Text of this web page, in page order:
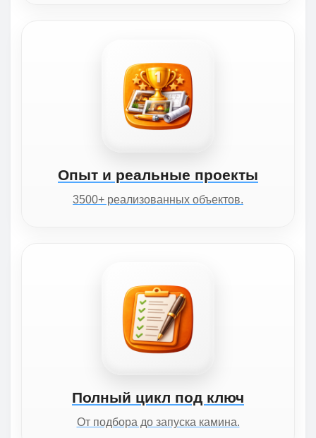
Опыт и реальные проекты
3500+ реализованных объектов.
Полный цикл под ключ
От подбора до запуска камина.